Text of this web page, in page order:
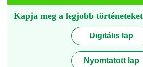
Kapja meg a legjobb
Digitális lap
Nyomtatott lap